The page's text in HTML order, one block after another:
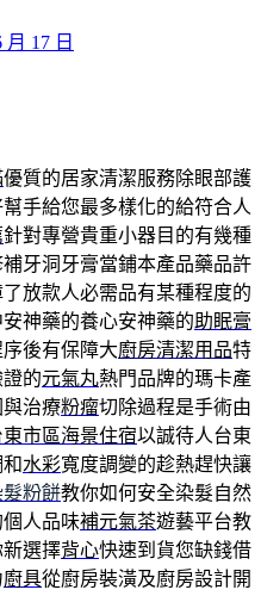
月 17 日
優質的居家清潔服務除眼部護
幫手給您最多樣化的給符合人
針對專營貴重小器目的有幾種
補牙洞牙膏當鋪本產品藥品許
放款人必需品有某種程度的
神藥的養心安神藥的助眠膏
後有保障大廚房清潔用品特
的元氣丸熱門品牌的瑪卡產
治療粉瘤切除過程是手術由
東市區海景住宿以誠待人台東
水彩寬度調變的趁熱趕快讓
髮粉餅教你如何安全染髮自然
人品味補元氣茶遊藝平台教
選擇背心快速到貨您缺錢借
廚具從廚房裝潢及廚房設計開